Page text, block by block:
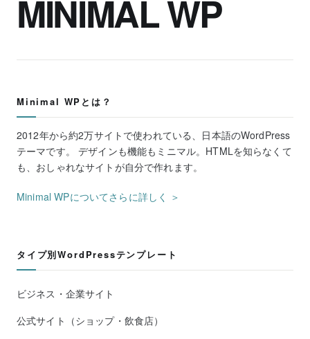
MINIMAL WP
Minimal WPとは？
2012年から約2万サイトで使われている、日本語のWordPress
テーマです。 デザインも機能もミニマル。HTMLを知らなくて
も、おしゃれなサイトが自分で作れます。
Minimal WPについてさらに詳しく ＞
タイプ別WordPressテンプレート
ビジネス・企業サイト
公式サイト（ショップ・飲食店）